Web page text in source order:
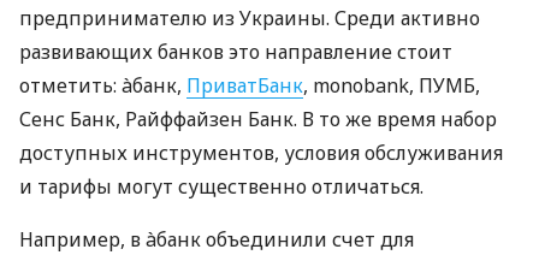
предпринимателю из Украины. Среди активно
развивающих банков это направление стоит
отметить: àбанк, ПриватБанк, monobank, ПУМБ,
Сенс Банк, Райффайзен Банк. В то же время набор
доступных инструментов, условия обслуживания
и тарифы могут существенно отличаться.
Например, в àбанк объединили счет для